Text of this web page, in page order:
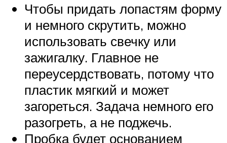
Чтобы придать лопастям форму
и немного скрутить, можно
использовать свечку или
зажигалку. Главное не
переусердствовать, потому что
пластик мягкий и может
загореться. Задача немного его
разогреть, а не поджечь.
Пробка будет основанием